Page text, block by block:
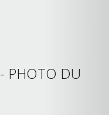
- PHOTO DU